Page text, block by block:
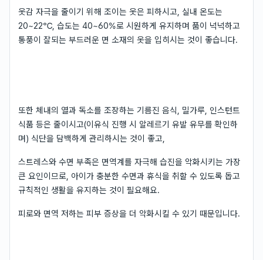
옷감 자극을 줄이기 위해 조이는 옷은 피하시고, 실내 온도는
20~22℃, 습도는 40~60%로 시원하게 유지하며 품이 넉넉하고
통풍이 잘되는 부드러운 면 소재의 옷을 입히시는 것이 좋습니다.
또한 체내의 열과 독소를 조장하는 기름진 음식, 밀가루, 인스턴트
식품 등은 줄이시고(이유식 진행 시 알레르기 유발 유무를 확인하
며) 식단을 담백하게 관리하시는 것이 좋고,
스트레스와 수면 부족은 면역계를 자극해 습진을 악화시키는 가장
큰 요인이므로, 아이가 충분한 수면과 휴식을 취할 수 있도록 돕고
규칙적인 생활을 유지하는 것이 필요해요.
피로와 면역 저하는 피부 증상을 더 악화시킬 수 있기 때문입니다.